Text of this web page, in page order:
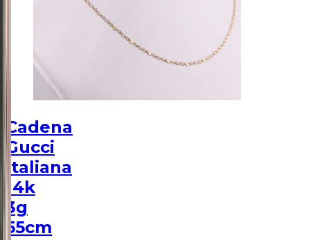
Cadena
Gucci
Italiana
14k
3g
55cm